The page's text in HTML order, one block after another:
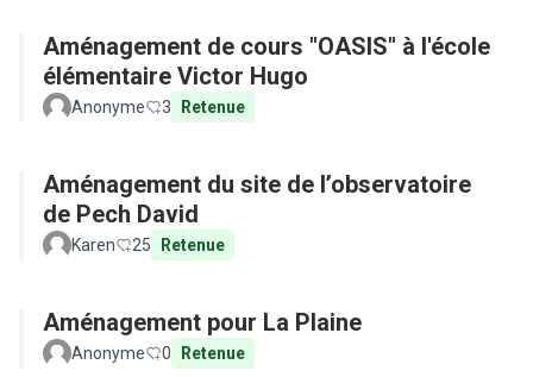
Aménagement de cours "OASIS" à l'école
élémentaire Victor Hugo
Anonyme 3 Retenue
Aménagement du site de l’observatoire
de Pech David
Karen 25 Retenue
Aménagement pour La Plaine
Anonyme 0 Retenue